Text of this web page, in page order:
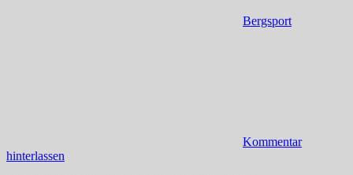
Bergsport
Kommentar
hinterlassen